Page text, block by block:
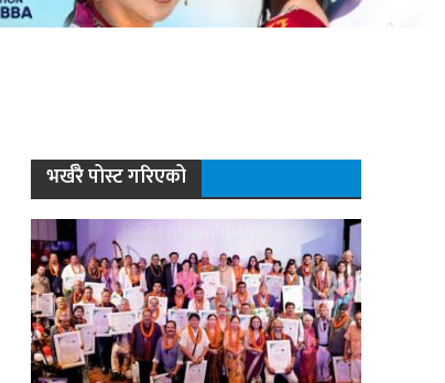
भर्खरै पोस्ट गरिएको